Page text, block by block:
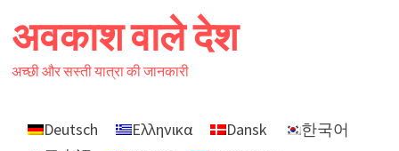
to
content
अवकाश वाले देश
अच्छी और सस्ती यात्रा की जानकारी
Deutsch Ελληνικα Dansk
한국어